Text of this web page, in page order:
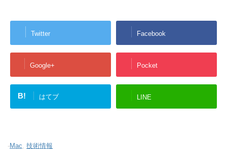
Twitter Facebook
Google+ Pocket
B! はてブ LINE
-Mac, 技術情報